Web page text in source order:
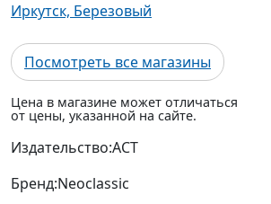
Иркутск, Березовый
Посмотреть все магазины
Цена в магазине может отличаться
от цены, указанной на сайте.
Издательство:АСТ
Бренд:Neoclassic